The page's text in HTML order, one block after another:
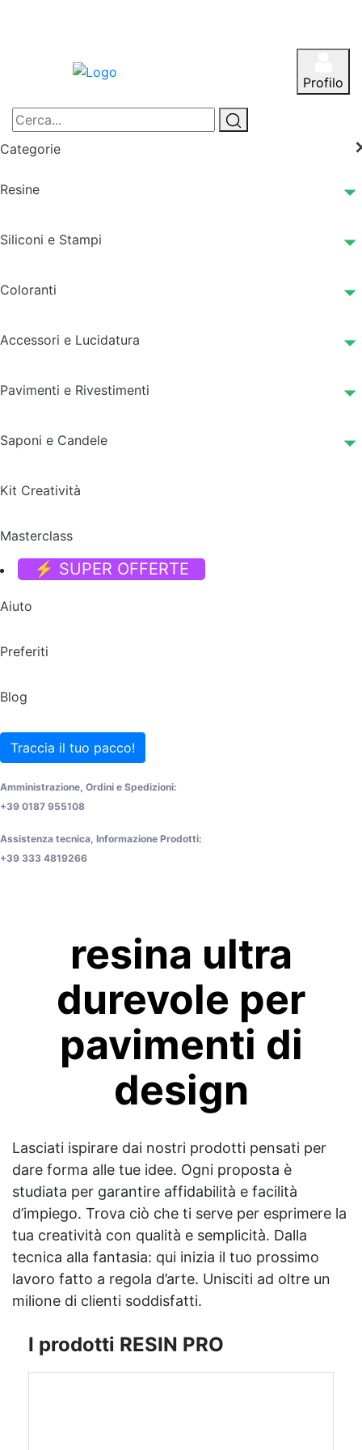
Profilo
Categorie
Resine
Siliconi e Stampi
Coloranti
Accessori e Lucidatura
Pavimenti e Rivestimenti
Saponi e Candele
Kit Creatività
Masterclass
⚡ SUPER OFFERTE
Aiuto
Preferiti
Blog
Traccia il tuo pacco!
Amministrazione, Ordini e Spedizioni:
+39 0187 955108
Assistenza tecnica, Informazione Prodotti:
+39 333 4819266
resina ultra
durevole per
pavimenti di
design
Lasciati ispirare dai nostri prodotti pensati per
dare forma alle tue idee. Ogni proposta è
studiata per garantire affidabilità e facilità
d’impiego. Trova ciò che ti serve per esprimere la
tua creatività con qualità e semplicità. Dalla
tecnica alla fantasia: qui inizia il tuo prossimo
lavoro fatto a regola d’arte. Unisciti ad oltre un
milione di clienti soddisfatti.
I prodotti RESIN PRO